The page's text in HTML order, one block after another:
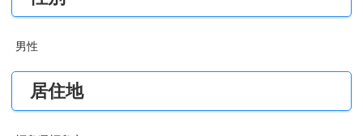
男性
居住地